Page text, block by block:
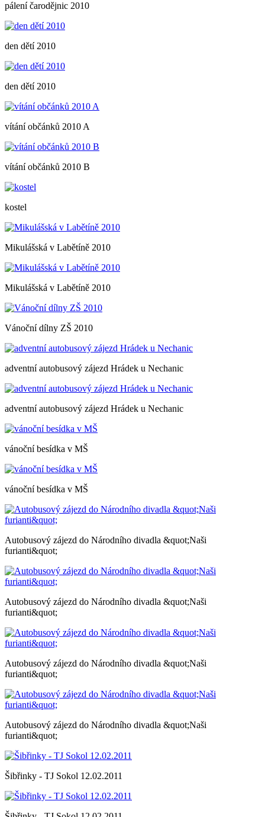
pálení čarodějnic 2010
den dětí 2010
den dětí 2010
vítání občánků 2010 A
vítání občánků 2010 B
kostel
Mikulášská v Labětíně 2010
Mikulášská v Labětíně 2010
Vánoční dílny ZŠ 2010
adventní autobusový zájezd Hrádek u Nechanic
adventní autobusový zájezd Hrádek u Nechanic
vánoční besídka v MŠ
vánoční besídka v MŠ
Autobusový zájezd do Národního divadla &quot;Naši
furianti&quot;
Autobusový zájezd do Národního divadla &quot;Naši
furianti&quot;
Autobusový zájezd do Národního divadla &quot;Naši
furianti&quot;
Autobusový zájezd do Národního divadla &quot;Naši
furianti&quot;
Šibřinky - TJ Sokol 12.02.2011